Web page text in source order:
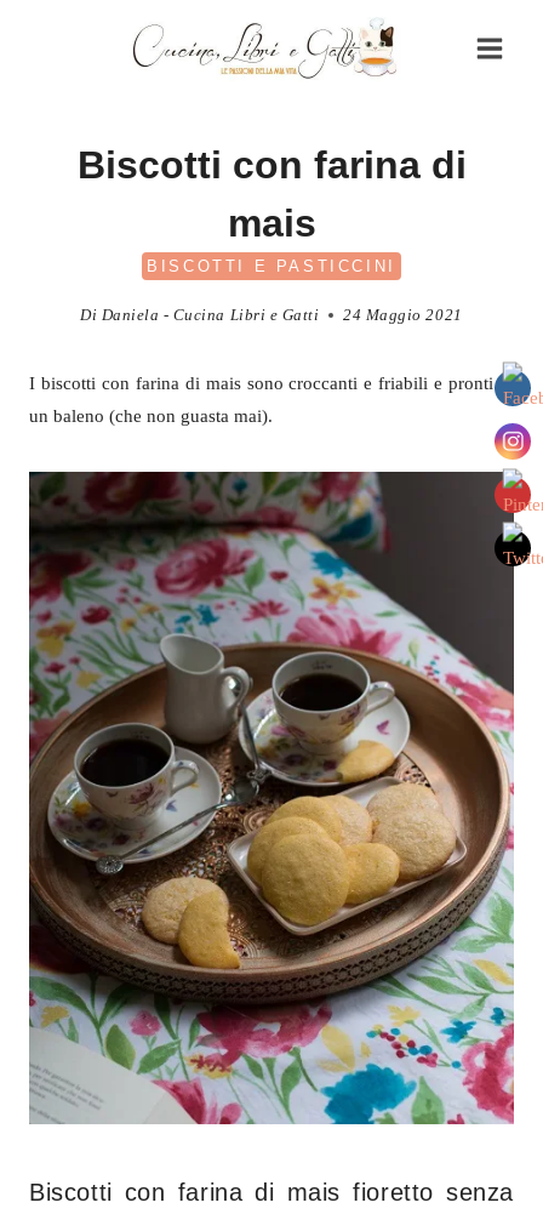
Biscotti con farina di
mais
BISCOTTI E PASTICCINI
Di Daniela - Cucina Libri e Gatti 24 Maggio 2021
I biscotti con farina di mais sono croccanti e friabili e pronti in
un baleno (che non guasta mai).
Biscotti con farina di mais fioretto senza